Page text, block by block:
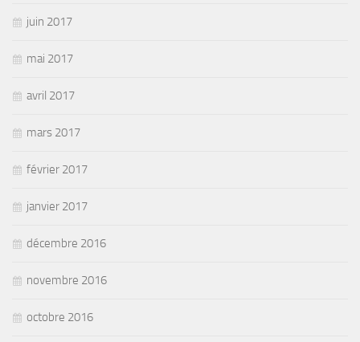
juin 2017
mai 2017
avril 2017
mars 2017
février 2017
janvier 2017
décembre 2016
novembre 2016
octobre 2016